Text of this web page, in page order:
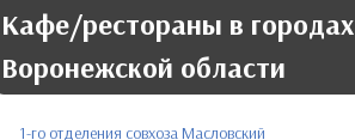
Кафе/рестораны в городах
Воронежской области
1-го отделения совхоза Масловский